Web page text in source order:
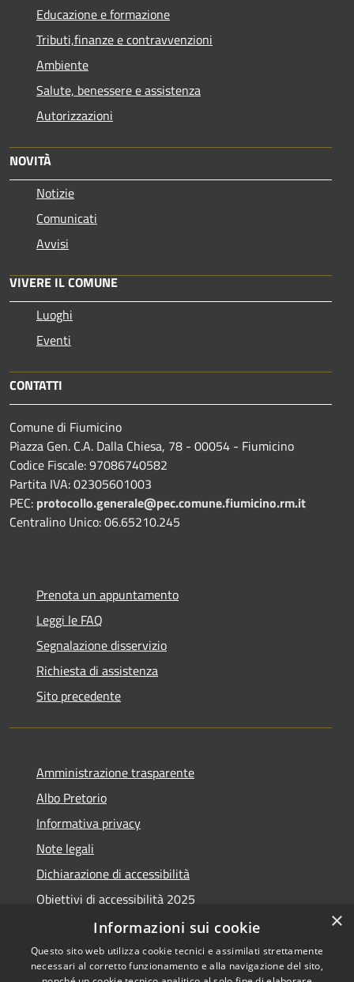
Educazione e formazione
Tributi,finanze e contravvenzioni
Ambiente
Salute, benessere e assistenza
Autorizzazioni
NOVITÀ
Notizie
Comunicati
Avvisi
VIVERE IL COMUNE
Luoghi
Eventi
CONTATTI
Comune di Fiumicino
Piazza Gen. C.A. Dalla Chiesa, 78 - 00054 - Fiumicino
Codice Fiscale: 97086740582
Partita IVA: 02305601003
PEC: protocollo.generale@pec.comune.fiumicino.rm.it
Centralino Unico: 06.65210.245
Prenota un appuntamento
Leggi le FAQ
Segnalazione disservizio
Richiesta di assistenza
Sito precedente
Amministrazione trasparente
Albo Pretorio
Informativa privacy
Note legali
Dichiarazione di accessibilità
Obiettivi di accessibilità 2025
Meccanismo di feedback
×
Informazioni sui cookie
Questo sito web utilizza cookie tecnici e assimilati strettamente
necessari al corretto funzionamento e alla navigazione del sito,